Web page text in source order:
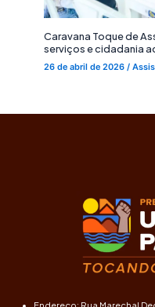
Caravana Toque de
serviços e cidadania
26 de abril de 2026/
Endereço: Rua Marechal